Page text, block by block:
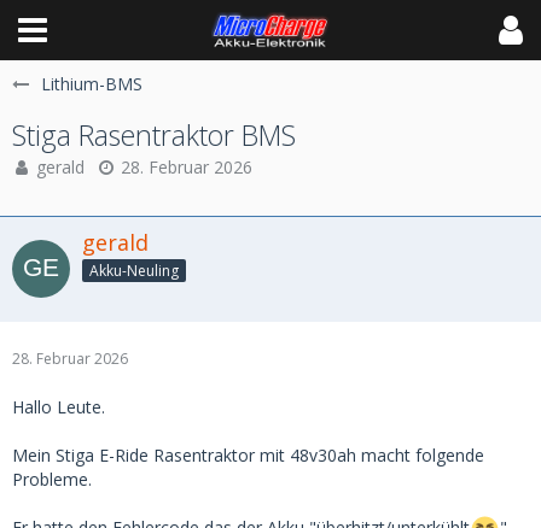
Lithium-BMS
Stiga Rasentraktor BMS
gerald 28. Februar 2026
gerald
Akku-Neuling
28. Februar 2026
Hallo Leute.
Mein Stiga E-Ride Rasentraktor mit 48v30ah macht folgende
Probleme.